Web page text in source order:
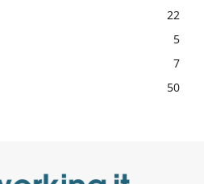
22
5
7
50